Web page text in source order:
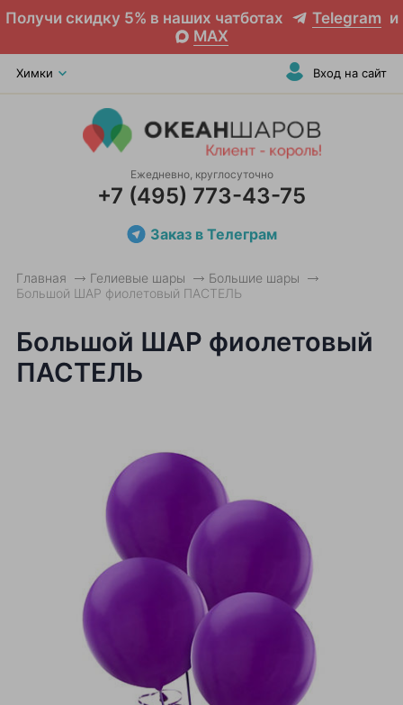
Получи скидку 5% в наших чатботах Telegram и
MAX
Химки Вход на сайт
Ежедневно, круглосуточно
+7 (495) 773-43-75
Заказ в Телеграм
Главная Гелиевые шары
Большие шары
Большой ШАР фиолетовый ПАСТЕЛЬ
Большой ШАР фиолетовый
ПАСТЕЛЬ